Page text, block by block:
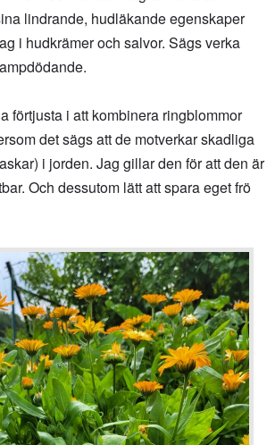
lindrande, hudläkande egenskaper
i hudkrämer och salvor. Sägs verka
förtjusta i att kombinera ringblommor
det sägs att de motverkar skadliga
i jorden. Jag gillar den för att den är
Och dessutom lätt att spara eget frö